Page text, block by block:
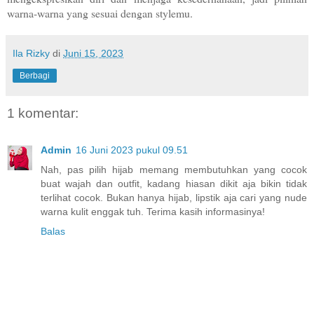
warna-warna yang sesuai dengan stylemu.
Ila Rizky di Juni 15, 2023
Berbagi
1 komentar:
Admin 16 Juni 2023 pukul 09.51
Nah, pas pilih hijab memang membutuhkan yang cocok
buat wajah dan outfit, kadang hiasan dikit aja bikin tidak
terlihat cocok. Bukan hanya hijab, lipstik aja cari yang nude
warna kulit enggak tuh. Terima kasih informasinya!
Balas